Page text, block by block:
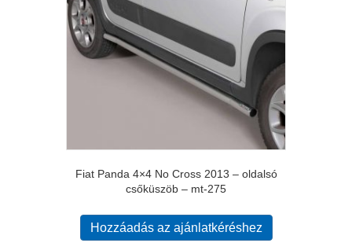
Fiat Panda 4×4 No Cross 2013 – oldalsó
csőküszöb – mt-275
Hozzáadás az ajánlatkéréshez